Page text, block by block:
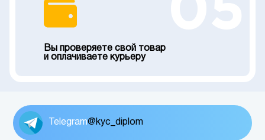
Вы проверяете свой товар
и оплачиваете курьеру
Telegram@kyc_diplom